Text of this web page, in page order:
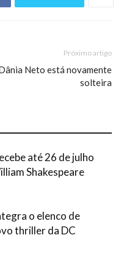
Próximo artigo
Neto está novamente
solteira
até 26 de julho
Shakespeare
o elenco de
thriller da DC